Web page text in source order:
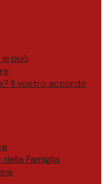
può
Il vostro accordo
Famiglia